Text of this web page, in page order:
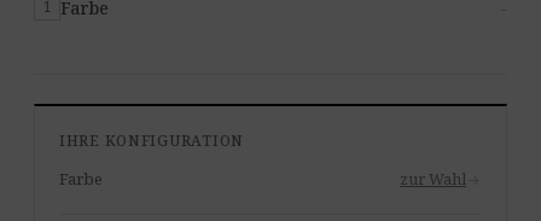
1 Farbe
IHRE KONFIGURATION
Farbe zur Wahl arrow_forward